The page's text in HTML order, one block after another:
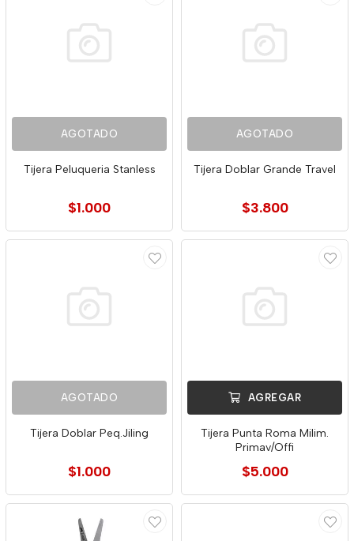
AGOTADO
Tijera Peluqueria Stanless
$1.000
AGOTADO
Tijera Doblar Grande Travel
$3.800
AGOTADO
Tijera Doblar Peq.Jiling
$1.000
AGREGAR
Tijera Punta Roma Milim.
Primav/Offi
$5.000